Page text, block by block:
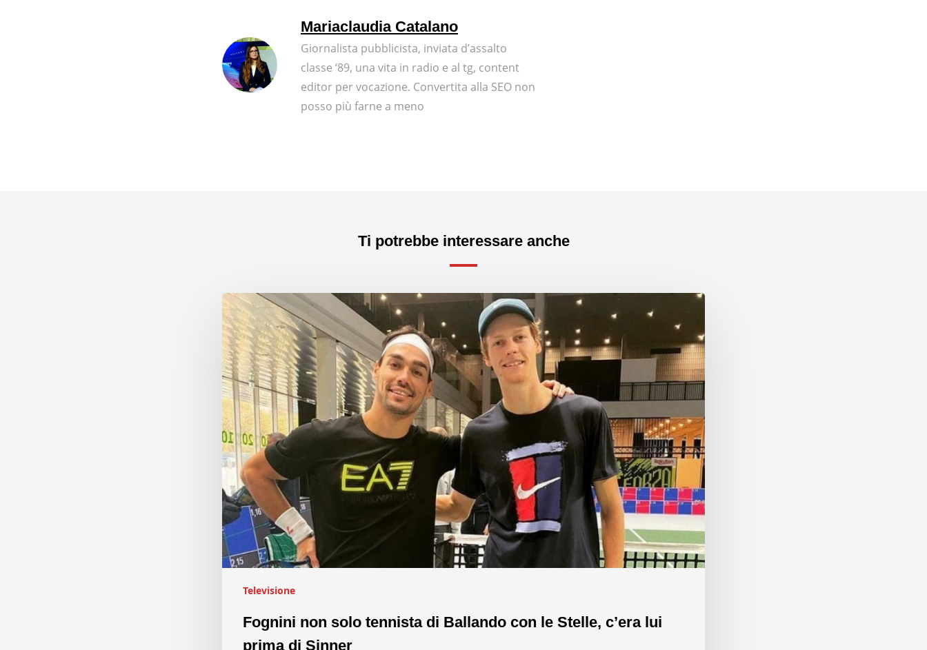
Mariaclaudia Catalano
Giornalista pubblicista, inviata d’assalto
classe ‘89, una vita in radio e al tg, content
editor per vocazione. Convertita alla SEO non
posso più farne a meno
Ti potrebbe interessare anche
Televisione
Fognini non solo tennista di Ballando con le Stelle, c’era lui
prima di Sinner